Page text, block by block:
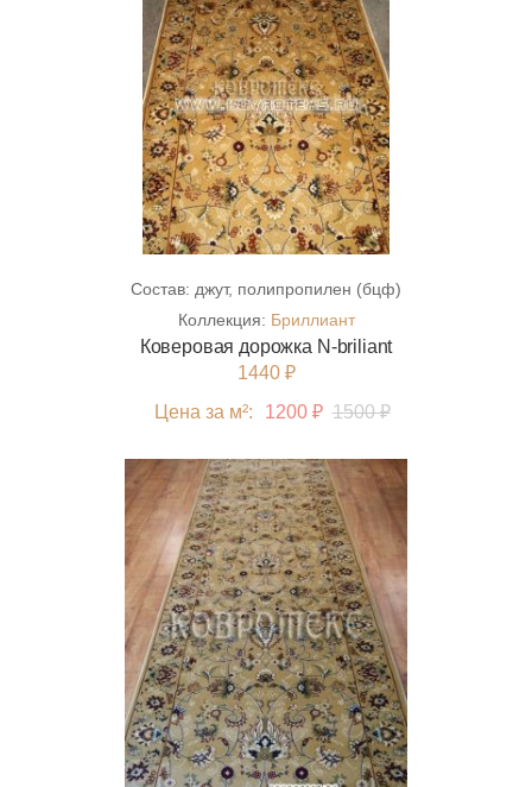
Состав: джут, полипропилен (бцф)
Коллекция: Бриллиант
Коверовая дорожка N-briliant
1440 ₽
Цена за м²:
1200 ₽ 1500 ₽